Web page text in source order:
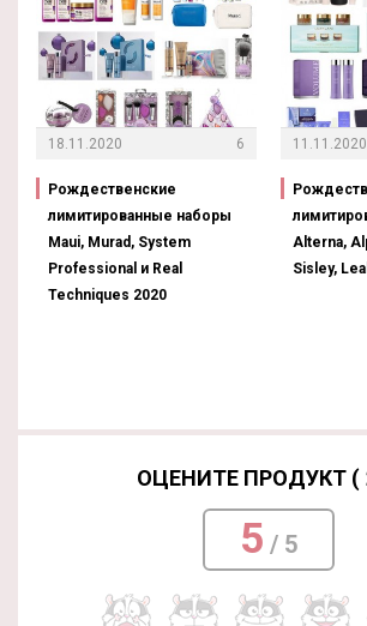
18.11.2020 6
Рождественские
лимитированные наборы
Maui, Murad, System
Professional и Real
Techniques 2020
11.11.2020
Alterna,
Sisley,
ОЦЕНИТЕ ПРОДУКТ (
5 / 5